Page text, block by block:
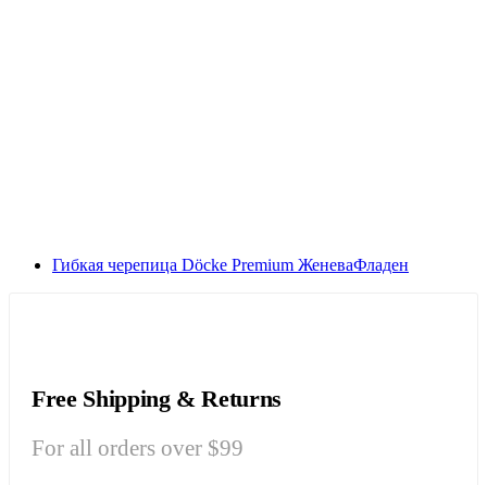
Гибкая черепица Döcke Premium ЖеневаФладен
Free Shipping & Returns
For all orders over $99